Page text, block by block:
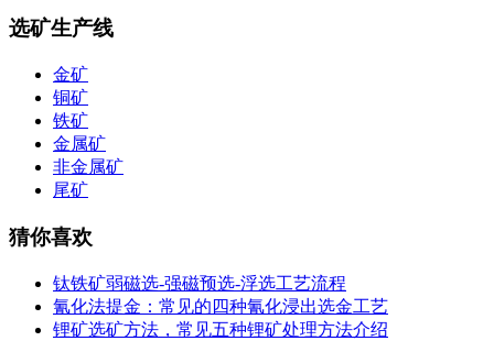
选矿生产线
金矿
铜矿
铁矿
金属矿
非金属矿
尾矿
猜你喜欢
钛铁矿弱磁选-强磁预选-浮选工艺流程
氰化法提金：常见的四种氰化浸出选金工艺
锂矿选矿方法，常见五种锂矿处理方法介绍